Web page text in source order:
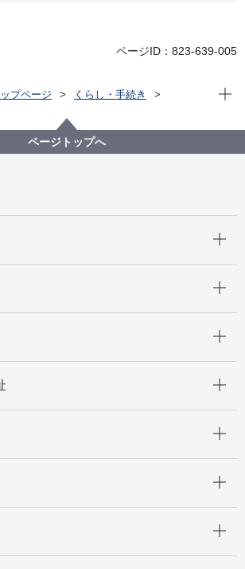
ページID：823-639-005
プページ
くらし・手続き
振替の税目追加について
現在
ページトップへ